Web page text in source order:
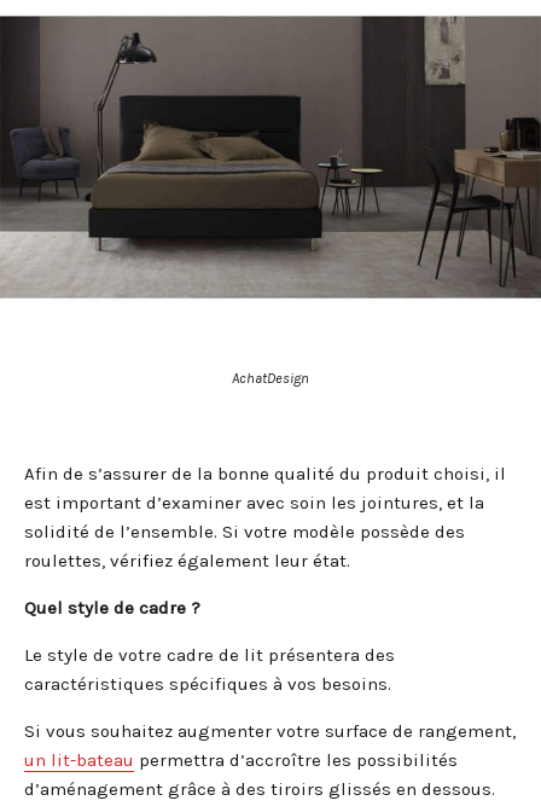
AchatDesign
Afin de s’assurer de la bonne qualité du produit choisi, il
est important d’examiner avec soin les jointures, et la
solidité de l’ensemble. Si votre modèle possède des
roulettes, vérifiez également leur état.
Quel style de cadre ?
Le style de votre cadre de lit présentera des
caractéristiques spécifiques à vos besoins.
Si vous souhaitez augmenter votre surface de rangement,
un lit-bateau permettra d’accroître les possibilités
d’aménagement grâce à des tiroirs glissés en dessous.